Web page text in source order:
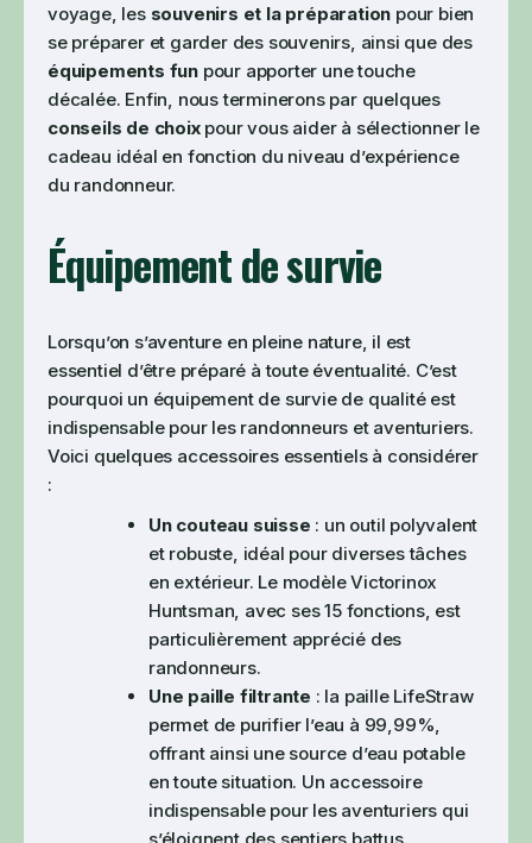
voyage, les souvenirs et la préparation pour bien
se préparer et garder des souvenirs, ainsi que des
équipements fun pour apporter une touche
décalée. Enfin, nous terminerons par quelques
conseils de choixpour vous aider à sélectionner le
cadeau idéal en fonction du niveau d’expérience
du randonneur.
Équipement de survie
Lorsqu’on s’aventure en pleine nature, il est
essentiel d’être préparé à toute éventualité. C’est
pourquoi un équipement de survie de qualité est
indispensable pour les randonneurs et aventuriers.
Voici quelques accessoires essentiels à considérer
:
Un couteau suisse : un outil polyvalent
et robuste, idéal pour diverses tâches
en extérieur. Le modèle Victorinox
Huntsman, avec ses 15 fonctions, est
particulièrement apprécié des
randonneurs.
Une paille filtrante : la paille LifeStraw
permet de purifier l’eau à 99,99%,
offrant ainsi une source d’eau potable
en toute situation. Un accessoire
indispensable pour les aventuriers qui